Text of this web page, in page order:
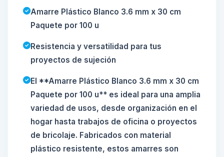
Amarre Plástico Blanco 3.6 mm x 30 cm
Paquete por 100 u
Resistencia y versatilidad para tus
proyectos de sujeción
El **Amarre Plástico Blanco 3.6 mm x 30 cm
Paquete por 100 u** es ideal para una amplia
variedad de usos, desde organización en el
hogar hasta trabajos de oficina o proyectos
de bricolaje. Fabricados con material
plástico resistente, estos amarres son